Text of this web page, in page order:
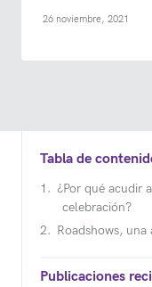
26 noviembre, 2021
Tabla de
¿Por qué acudir
celebración?
Roadshows,
Publicaciones